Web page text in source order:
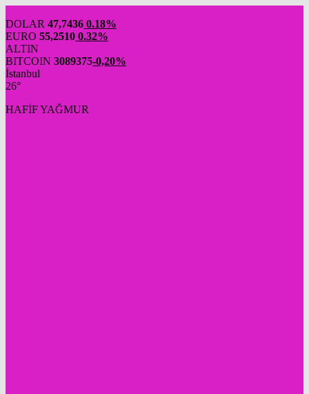
DOLAR 47,7436 0.18%
EURO 55,2510 0.32%
ALTIN
BITCOIN 3089375-0,20%
İstanbul
26°
HAFİF YAĞMUR